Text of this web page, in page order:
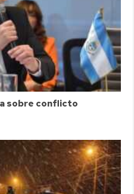
sobre conflicto